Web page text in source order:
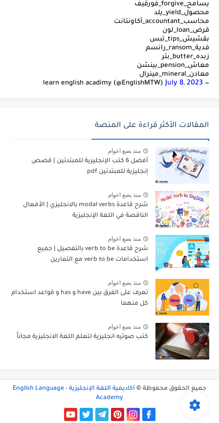
يسامح_forgive_فورقيف
محصول_yield_يلد
محاسب_accountant_أكاونتانت
قرض_loan_لون
بقشيش_tips_تبس
فدية_ransom_رانسم
زبده_butter_بتر
معاش_pension_بينشن
معادن_mineral_مينرال
— learn english acadimy (@EnglishMTW)
July 8, 2023
المقالات الأكثر قراءة على المنصة
منذ بضع اعوام
أفضل 6 كتب الإنجليزية للمبتدئين | قصص
إنجليزية للمبتدئين pdf
منذ بضع اعوام
شرح قاعدة modal verbs بالانجليزي | الأفعال
الناقصة في اللغة الإنجليزية
منذ بضع اعوام
شرح قاعدة verb to be بالتفصيل | جميع
استخدامات verb to be مع التمارين
منذ بضع اعوام
تعرف على الفرق بين have و has و قواعد استخدام
كل منهما
منذ بضع اعوام
كتب صوتيه انجليزية لتعلم اللغة الانجليزية مجاناً
جميع الحقوق محفوظة ©
أكاديمية اللغة الإنجليزية - English Language
Academy